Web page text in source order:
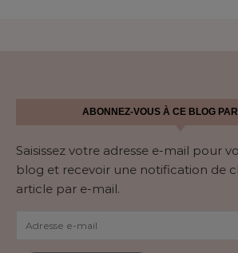
ABONNEZ-VOUS À CE BLOG
Saisissez votre adresse e-mail pour
blog et recevoir une notification de
article par e-mail.
Adresse e-mail